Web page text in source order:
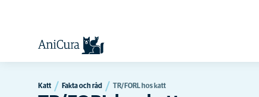
Katt Fakta och råd TR/FORL hos katt